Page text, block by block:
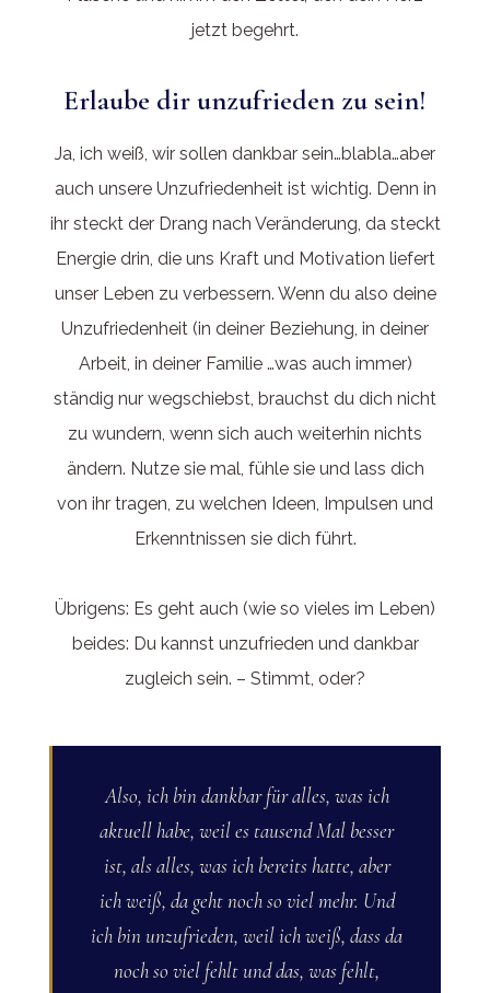
jetzt begehrt.
Erlaube dir unzufrieden zu sein!
Ja, ich weiß, wir sollen dankbar sein…blabla…aber
auch unsere Unzufriedenheit ist wichtig. Denn in
ihr steckt der Drang nach Veränderung, da steckt
Energie drin, die uns Kraft und Motivation liefert
unser Leben zu verbessern. Wenn du also deine
Unzufriedenheit (in deiner Beziehung, in deiner
Arbeit, in deiner Familie …was auch immer)
ständig nur wegschiebst, brauchst du dich nicht
zu wundern, wenn sich auch weiterhin nichts
ändern. Nutze sie mal, fühle sie und lass dich
von ihr tragen, zu welchen Ideen, Impulsen und
Erkenntnissen sie dich führt.
Übrigens: Es geht auch (wie so vieles im Leben)
beides: Du kannst unzufrieden und dankbar
zugleich sein. – Stimmt, oder?
Also, ich bin dankbar für alles, was ich
aktuell habe, weil es tausend Mal besser
ist, als alles, was ich bereits hatte, aber
ich weiß, da geht noch so viel mehr. Und
ich bin unzufrieden, weil ich weiß, dass da
noch so viel fehlt und das, was fehlt,